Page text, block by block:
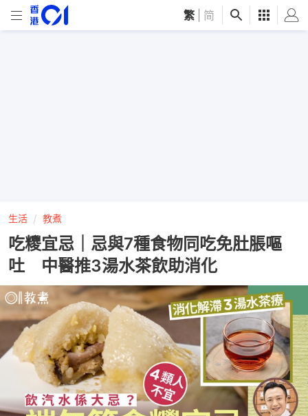
繁 简
生活 教煮
吃糭宜忌｜忌與7種食物同吃免肚脹嘔
吐 中醫推3湯水茶飲助消化